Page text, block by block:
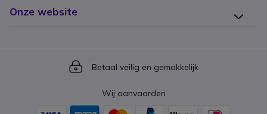
Onze website
Icon
Betaal veilig en gemakkelijk
Wij aanvaarden